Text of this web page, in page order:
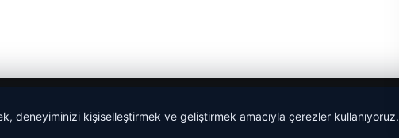
deneyiminizi kişiselleştirmek ve geliştirmek amacıyla çerezler kullanıyoruz.